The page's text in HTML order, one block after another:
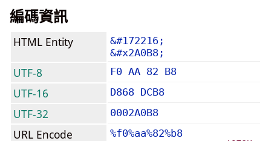
編碼資訊
HTML Entity
&#172216;
&#x2A0B8;
UTF-8 F0 AA 82 B8
UTF-16 D868 DCB8
UTF-32 0002A0B8
URL Encode
%f0%aa%82%b8